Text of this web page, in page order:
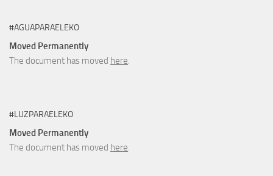
#AGUAPARAELEKO
Moved Permanently
The document has moved here.
#LUZPARAELEKO
Moved Permanently
The document has moved here.